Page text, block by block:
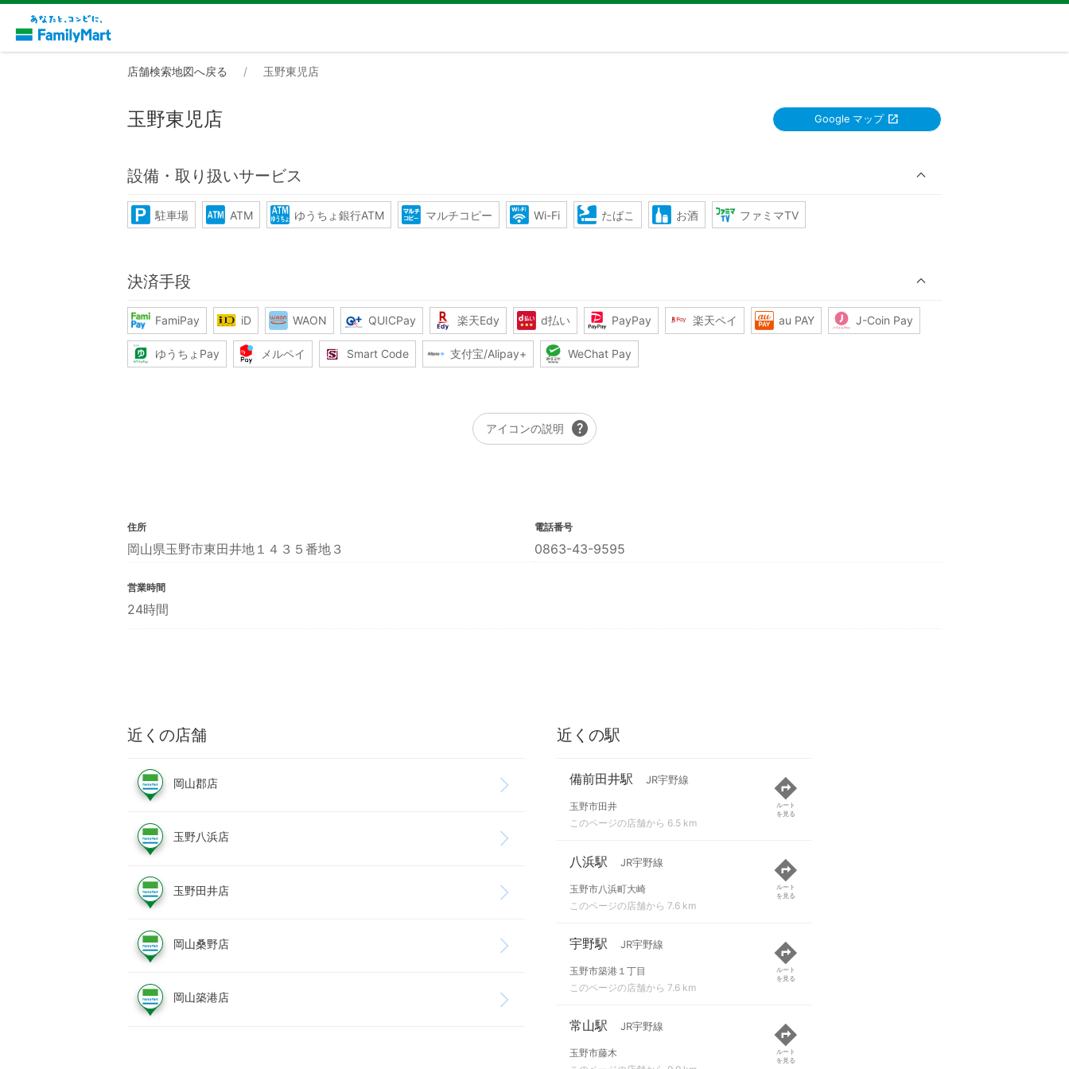
店舗検索地図へ戻る 玉野東児店
玉野東児店 Google マップ
設備・取り扱いサービス
駐車場 ATM ゆうちょ銀行ATM マルチコピー Wi-Fi たばこ お酒 ファミマTV
決済手段
FamiPay iD WAON QUICPay 楽天Edy d払い PayPay 楽天ペイ au PAY J-Coin Pay
ゆうちょPay メルペイ Smart Code 支付宝/Alipay+ WeChat Pay
アイコンの説明 help
住所
岡山県玉野市東田井地１４３５番地３
電話番号
0863-43-9595
営業時間
24時間
近くの店舗
岡山郡店
玉野八浜店
玉野田井店
岡山桑野店
岡山築港店
近くの駅
備前田井駅 JR宇野線
玉野市田井
このページの店舗から 6.5 km
ルート
を見る
八浜駅 JR宇野線
玉野市八浜町大崎
このページの店舗から 7.6 km
ルート
を見る
宇野駅 JR宇野線
玉野市築港１丁目
このページの店舗から 7.6 km
ルート
を見る
常山駅 JR宇野線
玉野市藤木
ルート
を見る